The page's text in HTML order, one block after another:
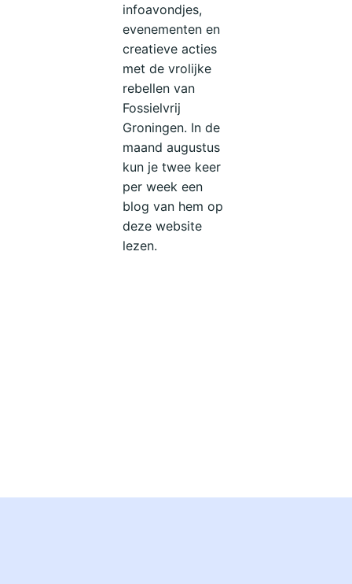
infoavondjes,
evenementen en
creatieve acties
met de vrolijke
rebellen van
Fossielvrij
Groningen. In de
maand augustus
kun je twee keer
per week een
blog van hem op
deze website
lezen.